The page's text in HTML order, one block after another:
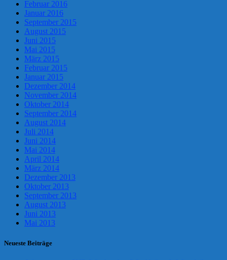
Februar 2016
Januar 2016
September 2015
August 2015
Juni 2015
Mai 2015
März 2015
Februar 2015
Januar 2015
Dezember 2014
November 2014
Oktober 2014
September 2014
August 2014
Juli 2014
Juni 2014
Mai 2014
April 2014
März 2014
Dezember 2013
Oktober 2013
September 2013
August 2013
Juni 2013
Mai 2013
Neueste Beiträge